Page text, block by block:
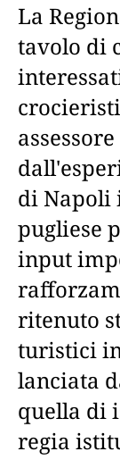
La
tavolo di
di Napoli
pugliese
input
ritenuto
turistici
lanciata
quella di
regia